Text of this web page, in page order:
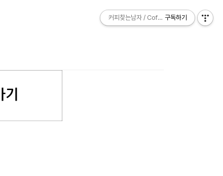
커피찾는남자 / Coffee Explorer
구독하기
커피찾는남자 / Coffee Explorer
구독하기